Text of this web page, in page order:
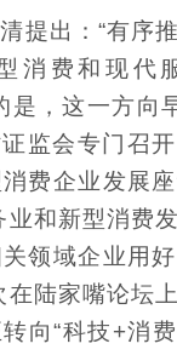
提出：“有序
消费和现代
是，这一方向
监会专门召开
费企业发展
业和新型消费
领域企业用
在陆家嘴论坛
向“科技+消